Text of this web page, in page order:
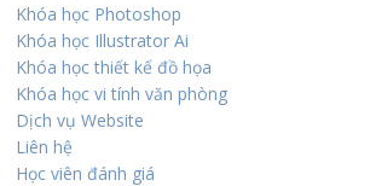
Khóa học Photoshop
Khóa học Illustrator Ai
Khóa học thiết kế đồ họa
Khóa học vi tính văn phòng
Dịch vụ Website
Liên hệ
Học viên đánh giá